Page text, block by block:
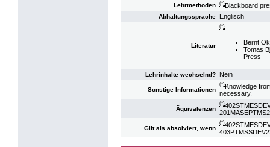
Lehrmethoden (*)Blackboard
Abhaltungssprache Englisch
Literatur
(*)
Bernt
Tomas
Press
Lehrinhalte wechselnd? Nein
Sonstige Informationen
(*)Knowledge
necessary.
Äquivalenzen
(*)
Gilt als absolviert, wenn
(*)